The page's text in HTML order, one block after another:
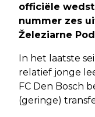
officiële
nummer zes
Železiarne
In het laatste
relatief jonge
FC Den Bosch
(geringe)